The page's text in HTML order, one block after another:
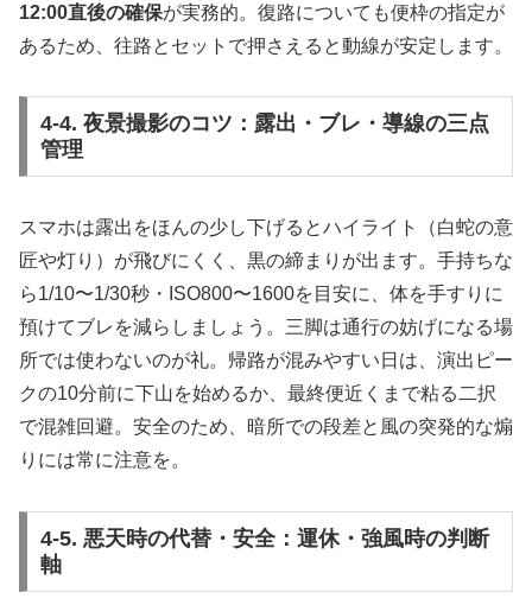
12:00直後の確保が実務的。復路についても便枠の指定が
あるため、往路とセットで押さえると動線が安定します。
4-4. 夜景撮影のコツ：露出・ブレ・導線の三点
管理
スマホは露出をほんの少し下げるとハイライト（白蛇の意
匠や灯り）が飛びにくく、黒の締まりが出ます。手持ちな
ら1/10〜1/30秒・ISO800〜1600を目安に、体を手すりに
預けてブレを減らしましょう。三脚は通行の妨げになる場
所では使わないのが礼。帰路が混みやすい日は、演出ピー
クの10分前に下山を始めるか、最終便近くまで粘る二択
で混雑回避。安全のため、暗所での段差と風の突発的な煽
りには常に注意を。
4-5. 悪天時の代替・安全：運休・強風時の判断
軸